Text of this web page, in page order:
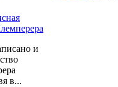
и
в...